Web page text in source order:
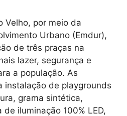
Velho, por meio da
Urbano (Emdur),
de três praças na
lazer, segurança e
a população. As
instalação de playgrounds
grama sintética,
iluminação 100% LED,